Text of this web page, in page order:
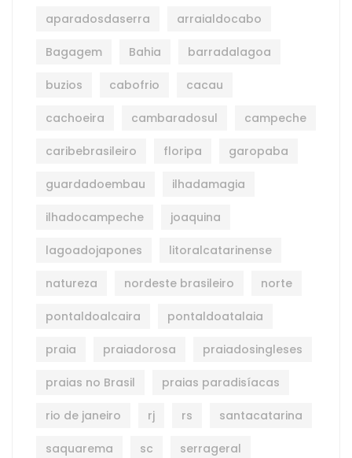
aparadosdaserra arraialdocabo
Bagagem Bahia barradalagoa
buzios cabofrio cacau
cachoeira cambaradosul campeche
caribebrasileiro floripa garopaba
guardadoembau ilhadamagia
ilhadocampeche joaquina
lagoadojapones litoralcatarinense
natureza nordeste brasileiro norte
pontaldoalcaira pontaldoatalaia
praia praiadorosa praiadosingleses
praias no Brasil praias paradisíacas
rio de janeiro rj rs santacatarina
saquarema sc serrageral